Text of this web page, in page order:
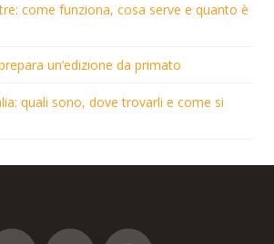
come funziona, cosa serve e quanto è
un’edizione da primato
quali sono, dove trovarli e come si